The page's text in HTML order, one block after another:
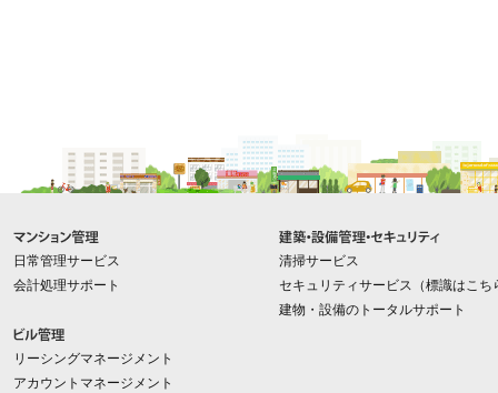
日常管理サービス
会計処理サポート
リーシングマネージメント
アカウントマネージメント
清掃サービス
セキュリティサービス （標識はこち
建物・設備のトータルサポート